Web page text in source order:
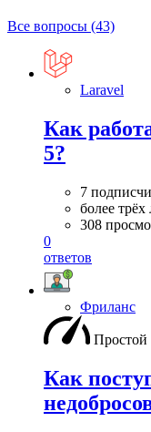
Все вопросы (43)
Laravel
Как
5?
7
более трёх
308
0
ответов
Фриланс
Простой
Как